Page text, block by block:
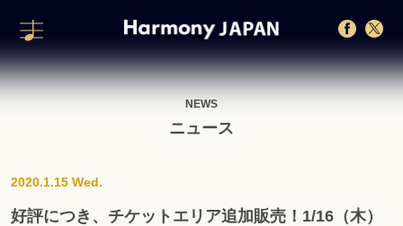
NEWS
ニュース
2020.1.15 Wed.
好評につき、チケットエリア追加販売！1/16（木）